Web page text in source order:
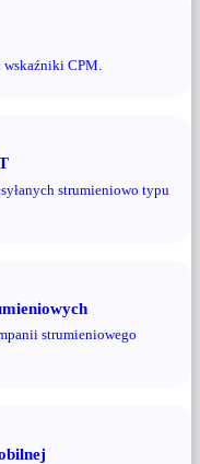
CPM.
strumieniowo typu
strumieniowego